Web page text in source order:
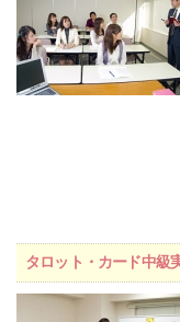
タロット・カード中級